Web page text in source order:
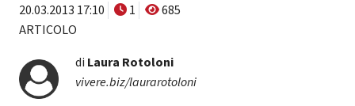
20.03.2013 17:10 1
685
ARTICOLO
di Laura Rotoloni
vivere.biz/laurarotoloni